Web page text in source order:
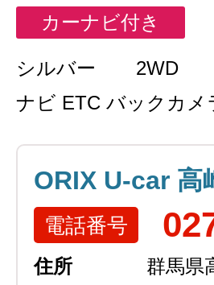
カーナビ付き
シルバー 2WD
ナビ ETC バックカメ
ORIX U-car 高
電話番号
住所
群馬県